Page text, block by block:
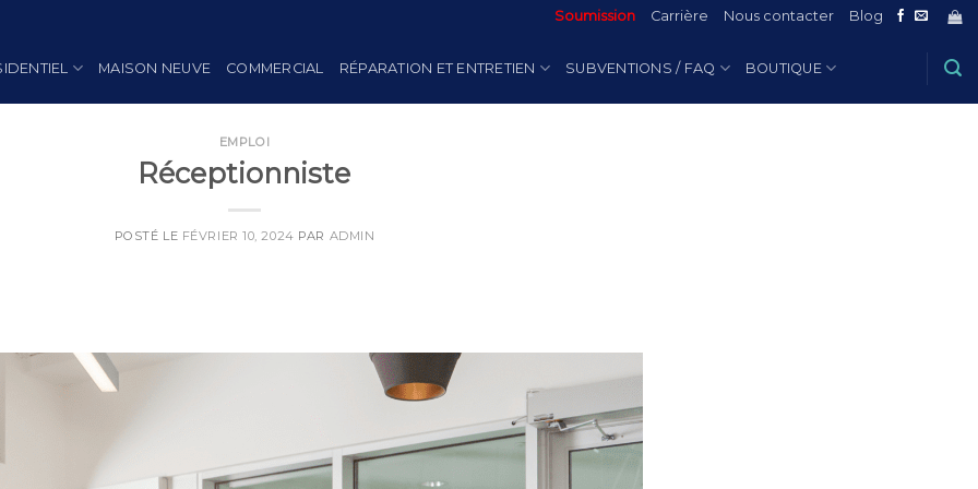
Soumission Carrière Nous contacter Blog
MAISON NEUVE COMMERCIAL RÉPARATION ET ENTRETIEN SUBVENTIONS / FAQ BOUTIQUE
EMPLOI
Réceptionniste
POSTÉ LE FÉVRIER 10, 2024 PAR ADMIN